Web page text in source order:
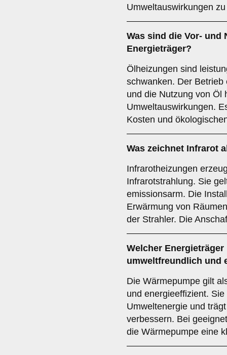
Umweltauswirkungen
Was sind die Vor- und
Energieträger?
Ölheizungen sind
schwanken. Der
und die Nutzung von Öl
Umweltauswirkungen.
Kosten und
Was zeichnet Infrarot
Infrarotheizungen
Infrarotstrahlung. Sie
emissionsarm. Die
Erwärmung von
der Strahler. Die
Welcher Energieträger
umweltfreundlich und
Die Wärmepumpe gilt
und energieeffizient.
Umweltenergie und
verbessern. Bei
die Wärmepumpe eine